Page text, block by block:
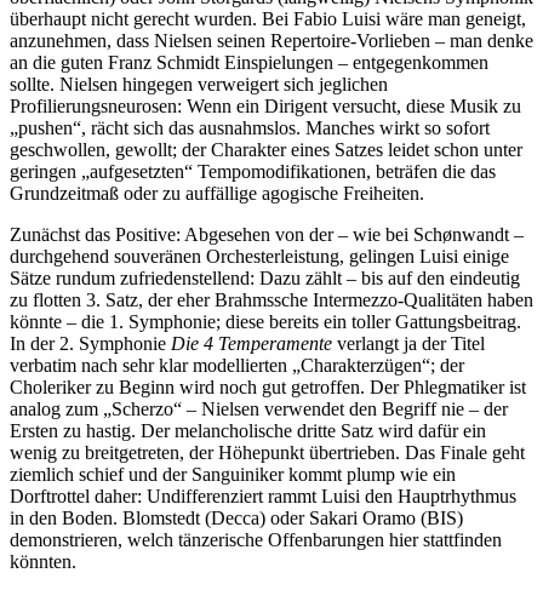
überhaupt nicht gerecht wurden. Bei Fabio Luisi wäre man geneigt,
anzunehmen, dass Nielsen seinen Repertoire-Vorlieben – man denke
an die guten Franz Schmidt Einspielungen – entgegenkommen
sollte. Nielsen hingegen verweigert sich jeglichen
Profilierungsneurosen: Wenn ein Dirigent versucht, diese Musik zu
„pushen“, rächt sich das ausnahmslos. Manches wirkt so sofort
geschwollen, gewollt; der Charakter eines Satzes leidet schon unter
geringen „aufgesetzten“ Tempomodifikationen, beträfen die das
Grundzeitmaß oder zu auffällige agogische Freiheiten.
Zunächst das Positive: Abgesehen von der – wie bei Schønwandt –
durchgehend souveränen Orchesterleistung, gelingen Luisi einige
Sätze rundum zufriedenstellend: Dazu zählt – bis auf den eindeutig
zu flotten 3. Satz, der eher Brahmssche Intermezzo-Qualitäten haben
könnte – die 1. Symphonie; diese bereits ein toller Gattungsbeitrag.
In der 2. Symphonie Die 4 Temperamente verlangt ja der Titel
verbatim nach sehr klar modellierten „Charakterzügen“; der
Choleriker zu Beginn wird noch gut getroffen. Der Phlegmatiker ist
analog zum „Scherzo“ – Nielsen verwendet den Begriff nie – der
Ersten zu hastig. Der melancholische dritte Satz wird dafür ein
wenig zu breitgetreten, der Höhepunkt übertrieben. Das Finale geht
ziemlich schief und der Sanguiniker kommt plump wie ein
Dorftrottel daher: Undifferenziert rammt Luisi den Hauptrhythmus
in den Boden. Blomstedt (Decca) oder Sakari Oramo (BIS)
demonstrieren, welch tänzerische Offenbarungen hier stattfinden
könnten.